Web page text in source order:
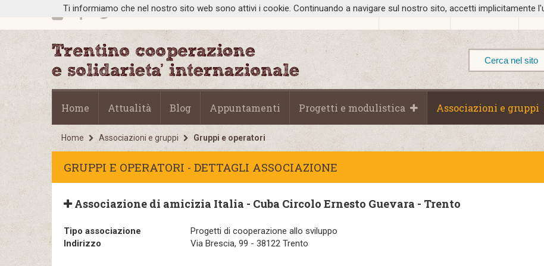
Chi Siamo Dove siamo
Home Attualità Blog Appuntamenti Progetti e modulistica Associazioni e gruppi
Home Associazioni e gruppi Gruppi e operatori
GRUPPI E OPERATORI - DETTAGLI ASSOCIAZIONE
Associazione di amicizia Italia - Cuba Circolo Ernesto Guevara - Trento
Tipo associazione
Progetti di cooperazione allo sviluppo
Indirizzo
Via Brescia, 99 - 38122 Trento
Ti informiamo che nel nostro sito web sono attivi i cookie. Continuando a navigare sul nostro sito, accetti implicitamente